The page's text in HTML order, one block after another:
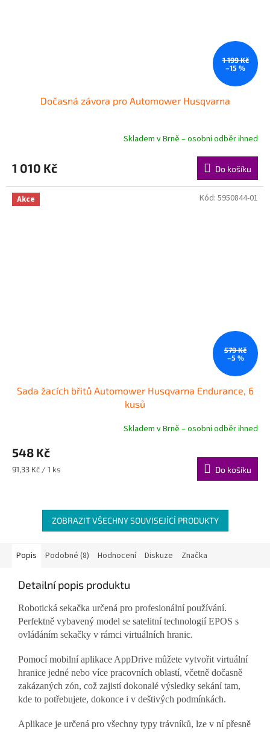
1 199 Kč
–15 %
Dočasná závora pro Automower Husqvarna
Skladem v Brně – osobní odběr ihned
1 010 Kč Do košíku
Akce
579 Kč
–5 %
Sada žacích břitů Automower Husqvarna Endurance, 6
kusů
Skladem v Brně – osobní odběr ihned
548 Kč
Měrná
91,33 Kč / 1 ks Do košíku
Kód: 5950844-01
ZOBRAZIT VŠECHNY SOUVISEJÍCÍ PRODUKTY
Popis Podobné (8) Hodnocení Diskuze Značka
Detailní popis produktu
Robotická sekačka určená pro profesionální používání.
Perfektně vybavený model se satelitní technologií EPOS s
ovládáním sekačky v rámci virtuálních hranic.
Pomocí mobilní aplikace AppDrive můžete vytvořit virtuální
hranice jedné nebo více pracovních oblastí, včetně dočasně
zakázaných zón, což zajistí dokonalé výsledky sekání tam,
kde to potřebujete, dokonce i v deštivých podmínkách.
Aplikace je určená pro všechny typy trávníků, lze v ní přesně